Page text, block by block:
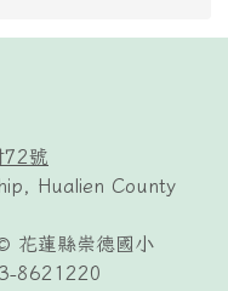
72號
Hualien County
花蓮縣崇德國小
8621220